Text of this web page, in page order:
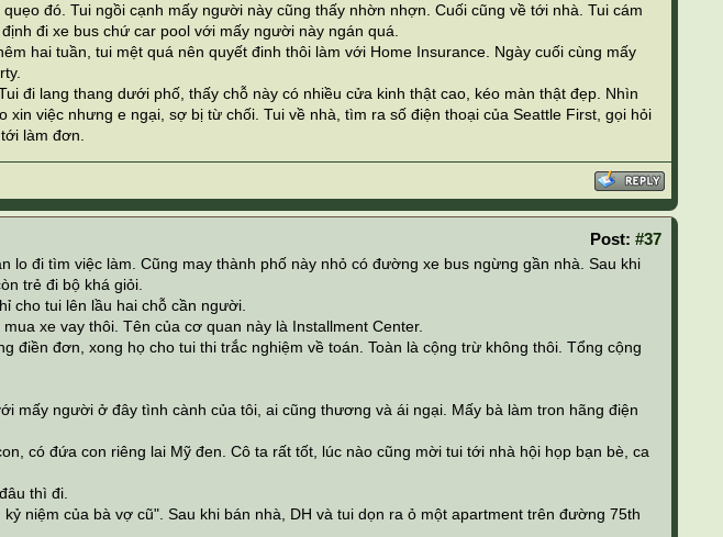
đó. Tui ngồi cạnh mấy người này cũng thấy nhờn nhợn. Cuối cũng về tới nhà. Tui cám
đi xe bus chứ car pool với mấy người này ngán quá.
hai tuần, tui mệt quá nên quyết đinh thôi làm với Home Insurance. Ngày cuối cùng mấy
đi lang thang dưới phố, thấy chỗ này có nhiều cửa kinh thật cao, kéo màn thật đẹp. Nhìn
xin việc nhưng e ngại, sợ bị từ chối. Tui về nhà, tìm ra số điện thoại của Seattle First, gọi hỏi
làm đơn.
Post: #37
lo đi tìm việc làm. Cũng may thành phố này nhỏ có đường xe bus ngừng gần nhà. Sau khi
trẻ đi bộ khá giỏi.
cho tui lên lầu hai chỗ cần người.
xe vay thôi. Tên của cơ quan này là Installment Center.
điền đơn, xong họ cho tui thi trắc nghiệm về toán. Toàn là cộng trừ không thôi. Tổng cộng
mấy người ở đây tình cành của tôi, ai cũng thương và ái ngại. Mấy bà làm tron hãng điện
có đứa con riêng lai Mỹ đen. Cô ta rất tốt, lúc nào cũng mời tui tới nhà hội họp bạn bè, ca
thì đi.
niệm của bà vợ cũ". Sau khi bán nhà, DH và tui dọn ra ỏ một apartment trên đường 75th